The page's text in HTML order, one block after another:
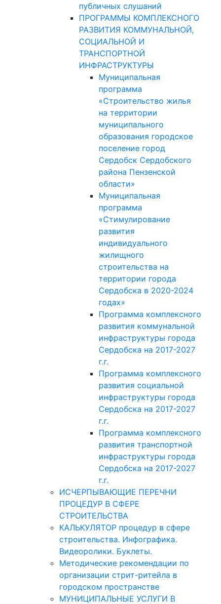
публичных слушаний
ПРОГРАММЫ КОМПЛЕКСНОГО
РАЗВИТИЯ КОММУНАЛЬНОЙ,
СОЦИАЛЬНОЙ И
ТРАНСПОРТНОЙ
ИНФРАСТРУКТУРЫ
Муниципальная
программа
«Строительство жилья
на территории
муниципального
образования городское
поселение город
Сердобск Сердобского
района Пензенской
области»
Муниципальная
программа
«Стимулирование
развития
индивидуального
жилищного
строительства на
территории города
Сердобска в 2020-2024
годах»
Программа комплексного
развития коммунальной
инфраструктуры города
Сердобска на 2017-2027
г.г.
Программа комплексного
развития социальной
инфраструктуры города
Сердобска на 2017-2027
г.г.
Программа комплексного
развития транспортной
инфраструктуры города
Сердобска на 2017-2027
г.г.
ИСЧЕРПЫВАЮЩИЕ ПЕРЕЧНИ
ПРОЦЕДУР В СФЕРЕ
СТРОИТЕЛЬСТВА
КАЛЬКУЛЯТОР процедур в сфере
строительства. Инфографика.
Видеоролики. Буклеты.
Методические рекомендации по
организации стрит-ритейла в
городском пространстве
МУНИЦИПАЛЬНЫЕ УСЛУГИ В